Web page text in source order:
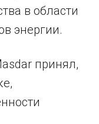
в области
энергии.
принял,